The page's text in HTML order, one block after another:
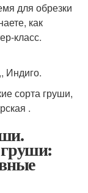
для обрезки
как
класс.
Индиго.
сорта груши,
.
груши: